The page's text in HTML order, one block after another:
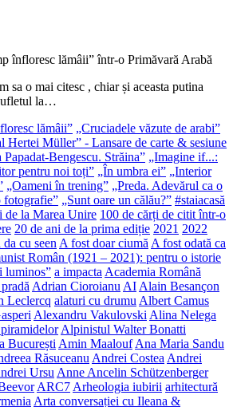
înfloresc lămâii” într-o Primăvară Arabă
sa o mai citesc , chiar și aceasta putina
la…
lămâii” „Cruciadele văzute de arabi”
Hertei Müller” - Lansare de carte & sesiune
Papadat-Bengescu. Străina” „Imagine if...:
pentru noi toți” „În umbra ei” „Interior
„Oameni în trening” „Preda. Adevărul ca o
fotografie” „Sunt oare un călău?” #staiacasă
de la Marea Unire 100 de cărți de citit într-o
20 de ani de la prima ediție 2021 2022
da cu seen A fost doar ciumă A fost odată ca
Român (1921 – 2021): pentru o istorie
luminos” a impacta Academia Română
Adrian Cioroianu AI Alain Besançon
Leclercq alaturi cu drumu Albert Camus
Alexandru Vakulovski Alina Nelega
Alpinistul Walter Bonatti
București Amin Maalouf Ana Maria Sandu
Răsuceanu Andrei Costea Andrei
Ursu Anne Ancelin Schützenberger
ARC7 Arheologia iubirii arhitectură
Arta conversației cu Ileana &